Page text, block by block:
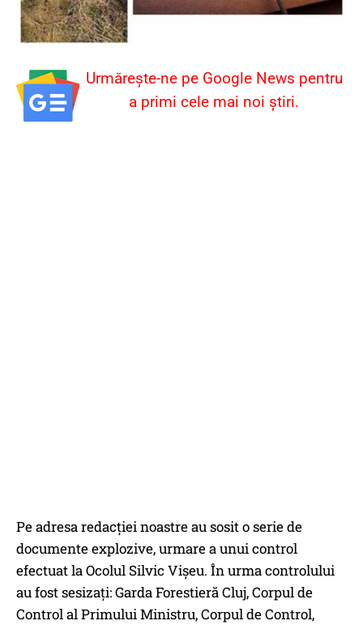
Urmărește-ne pe Google News pentru
a primi cele mai noi știri.
Pe adresa redacției noastre au sosit o serie de
documente explozive, urmare a unui control
efectuat la Ocolul Silvic Vișeu. În urma controlului
au fost sesizați: Garda Forestieră Cluj, Corpul de
Control al Primului Ministru, Corpul de Control,